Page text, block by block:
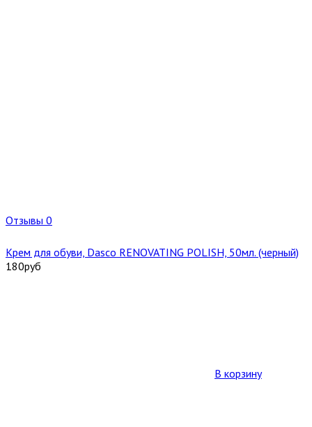
Отзывы 0
Крем для обуви, Dasco RENOVATING POLISH, 50мл. (черный)
180руб
В корзину